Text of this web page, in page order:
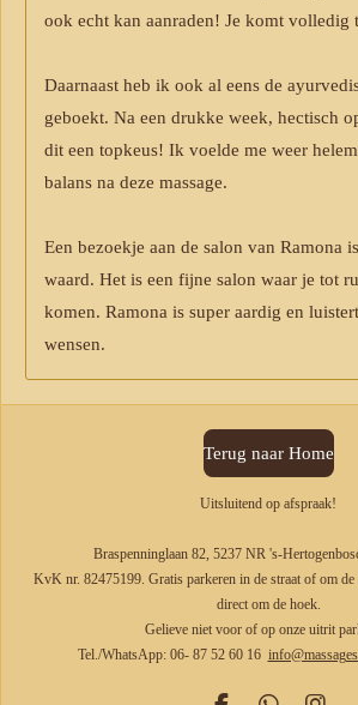
ook echt kan aanraden! Je komt volledig
Daarnaast heb ik ook al eens de
geboekt. Na een drukke week, hectisch
dit een topkeus! Ik voelde me weer
balans na deze massage.
Een bezoekje aan de salon van Ramona
waard. Het is een fijne salon waar je tot
komen. Ramona is super aardig en
wensen.
Terug naar Home
Uitsluitend op afspraak!
Braspenninglaan 82, 5237 NR 's-
KvK nr. 82475199. Gratis parkeren in de straat of om de
direct om de hoek.
Gelieve niet voor of op onze uitrit
Tel./WhatsApp: 06- 87 52 60 16